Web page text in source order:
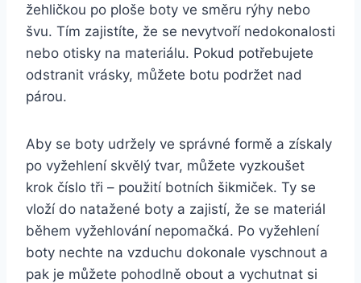
žehličkou po ploše boty ve směru rýhy ⁣nebo
švu. Tím zajistíte, že se nevytvoří nedokonalosti
nebo otisky na materiálu. Pokud potřebujete
odstranit vrásky, můžete botu‌ podržet ‌nad
párou.
Aby se boty udržely ve správné formě a získaly⁣
po vyžehlení skvělý tvar, můžete‍ vyzkoušet
‍krok číslo tři – použití ⁣botních šikmiček. Ty se
vloží do natažené‌ boty a zajistí, že se materiál
během vyžehlování nepomačká. Po ⁢vyžehlení
boty nechte na ⁢vzduchu ⁢dokonale vyschnout a
pak ⁣je můžete pohodlně obout a⁢ vychutnat si